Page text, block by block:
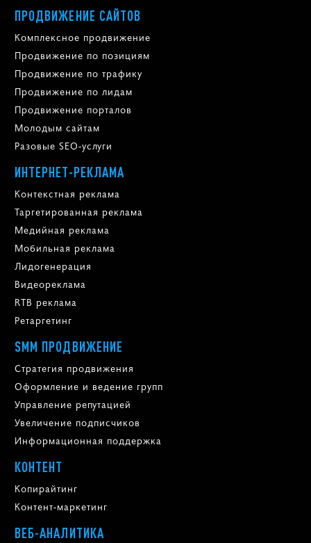
ПРОДВИЖЕНИЕ САЙТОВ
Комплексное продвижение
Продвижение по позициям
Продвижение по трафику
Продвижение по лидам
Продвижение порталов
Молодым сайтам
Разовые SEO-услуги
ИНТЕРНЕТ-РЕКЛАМА
Контекстная реклама
Таргетированная реклама
Медийная реклама
Мобильная реклама
Лидогенерация
Видеореклама
RTB реклама
Ретаргетинг
SMM ПРОДВИЖЕНИЕ
Стратегия продвижения
Оформление и ведение групп
Управление репутацией
Увеличение подписчиков
Информационная поддержка
КОНТЕНТ
Копирайтинг
Контент-маркетинг
ВЕБ-АНАЛИТИКА